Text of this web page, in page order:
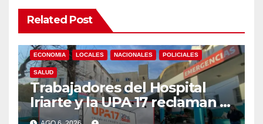
Related Post
ECONOMIA LOCALES NACIONALES POLICIALES
SALUD
Trabajadores del Hospital
Iriarte y la UPA 17 reclaman el
pase a planta de becarios y